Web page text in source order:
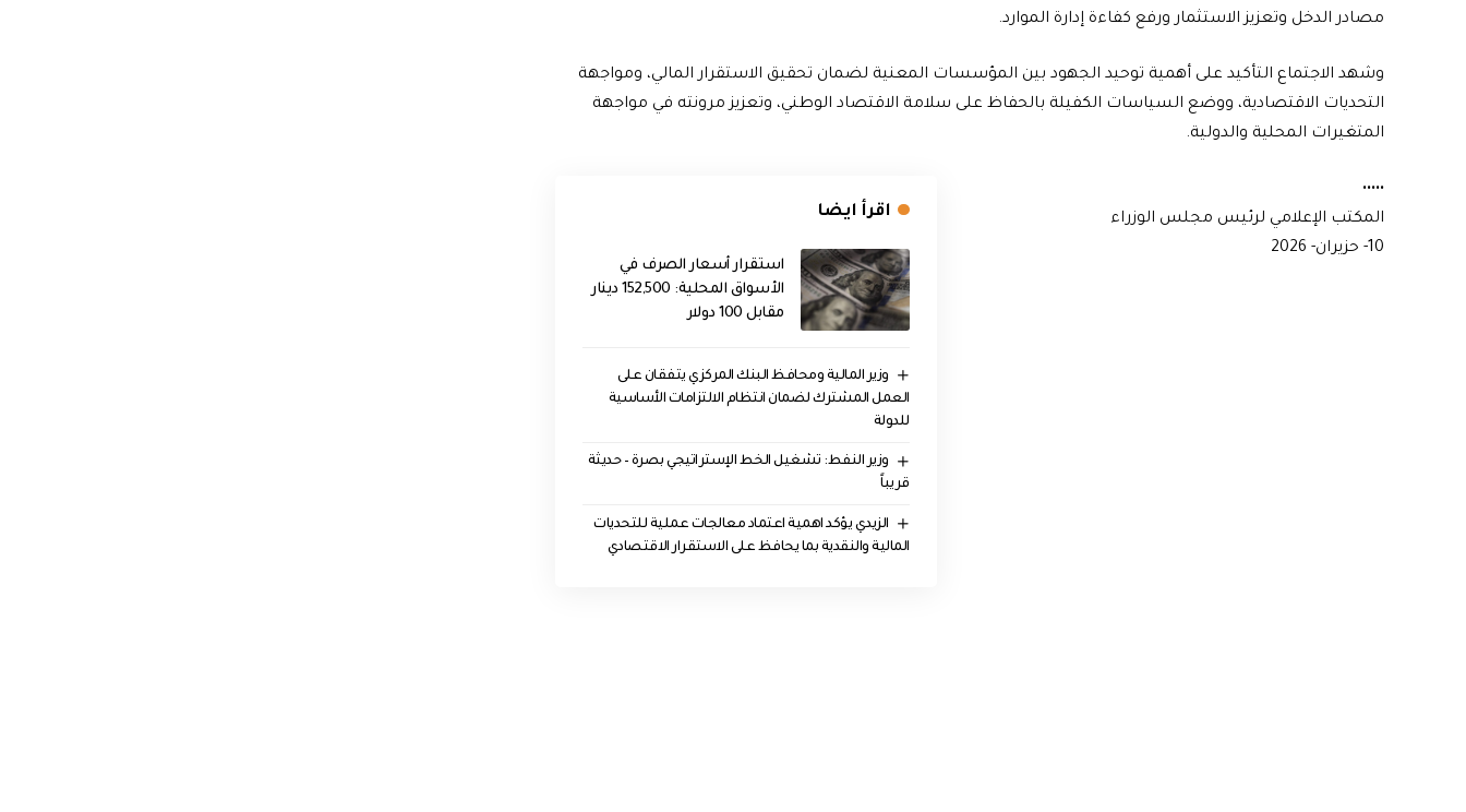
مصادر الدخل وتعزيز الاستثمار ورفع كفاءة إدارة الموارد.
وشهد الاجتماع التأكيد على أهمية توحيد الجهود بين المؤسسات المعنية لضمان تحقيق الاستقرار المالي، ومواجهة
التحديات الاقتصادية، ووضع السياسات الكفيلة بالحفاظ على سلامة الاقتصاد الوطني، وتعزيز مرونته في مواجهة
المتغيرات المحلية والدولية.
اقرأ ايضا
استقرار أسعار الصرف في
الأسواق المحلية: 152,500 دينار
مقابل 100 دولار
وزير المالية ومحافظ البنك المركزي يتفقان على
العمل المشترك لضمان انتظام الالتزامات الأساسية
للدولة
وزير النفط: تشغيل الخط الإستراتيجي بصرة – حديثة
قريباً
الزيدي يؤكد اهمية اعتماد معالجات عملية للتحديات
المالية والنقدية بما يحافظ على الاستقرار الاقتصادي
•••••
المكتب الإعلامي لرئيس مجلس الوزراء
10- حزيران- 2026